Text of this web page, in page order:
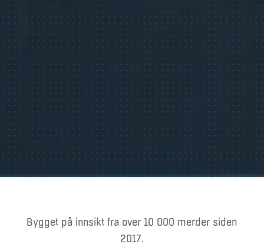
Bygget på innsikt fra over 10 000 merder siden
2017.